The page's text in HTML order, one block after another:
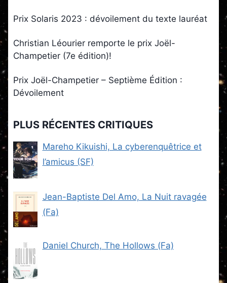
Prix Solaris 2023 : dévoilement du texte lauréat
Christian Léourier remporte le prix Joël-
Champetier (7e édition)!
Prix Joël-Champetier – Septième Édition :
Dévoilement
PLUS RÉCENTES CRITIQUES
Mareho Kikuishi, La cyberenquêtrice et
l’amicus (SF)
Jean-Baptiste Del Amo, La Nuit ravagée
(Fa)
Daniel Church, The Hollows (Fa)